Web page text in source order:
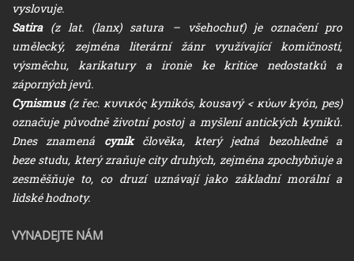
vyslovuje.
Satira(z lat. (lanx) satura – všehochuť) je označení pro
umělecký, zejména literární žánr využívající komičnosti,
výsměchu, karikatury a ironie ke kritice nedostatků a
záporných jevů.
Cynismus (z řec. κυνικός kynikós, kousavý < κύων kyón, pes)
označuje původně životní postoj a myšlení antických kyniků.
Dnes znamená cynikčlověka, který jedná bezohledně a
beze studu, který zraňuje city druhých, zejména zpochybňuje a
zesměšňuje to, co druzí uznávají jako základní morální a
lidské hodnoty.
VYNADEJTE NÁM